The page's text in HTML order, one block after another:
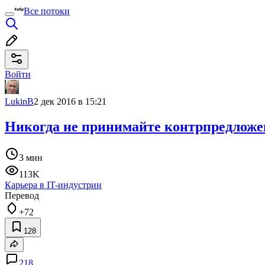
Все потоки
Войти
LukinB2 дек 2016 в 15:21
Никогда не принимайте
3 мин
113K
Карьера в IT-индустрии
Перевод
+72
128
218